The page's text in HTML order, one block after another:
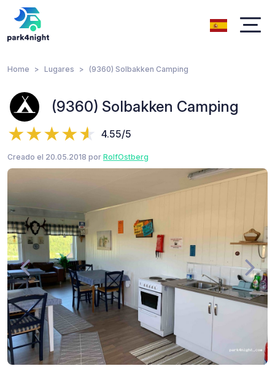
Home Lugares (9360) Solbakken Camping
(9360) Solbakken Camping
4.55/5
Creado el 20.05.2018 por RolfOstberg